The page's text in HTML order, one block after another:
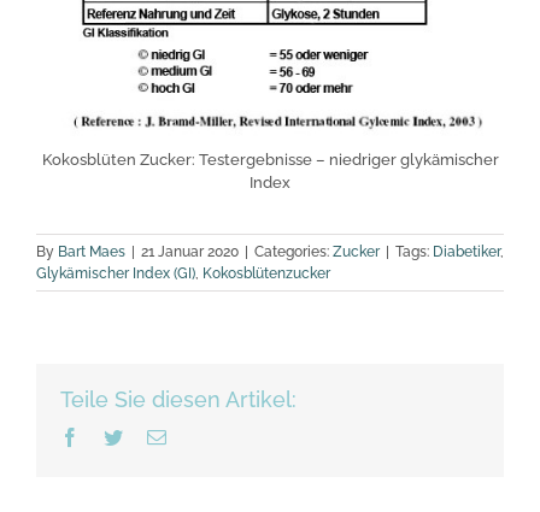
Kokosblüten Zucker: Testergebnisse – niedriger glykämischer
Index
By Bart Maes 21 Januar 2020 Categories: Zucker Tags: Diabetiker,
Glykämischer Index (GI), Kokosblütenzucker
Teile Sie diesen Artikel:
Facebook
TwitterEmail